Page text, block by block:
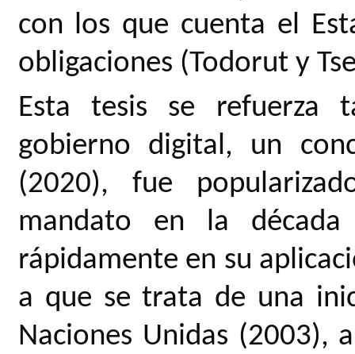
con los que cuenta el
obligaciones (Todorut y
Esta tesis se refuerza
gobierno digital, un
(2020), fue
mandato en la
rápidamente en su
a que se trata de una
Naciones Unidas (2003),